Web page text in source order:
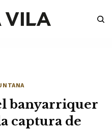
banyarriquer
captura de